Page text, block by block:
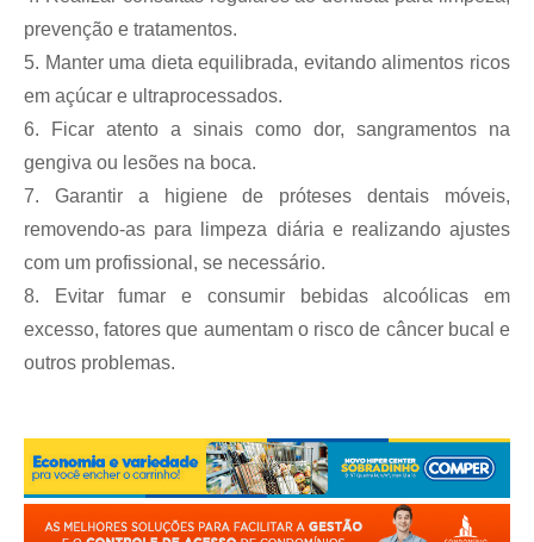
prevenção e tratamentos.
5. Manter uma dieta equilibrada, evitando alimentos ricos
em açúcar e ultraprocessados.
6.
Ficar atento a sinais como dor, sangramentos na
gengiva ou lesões na boca.
7.
Garantir a higiene de próteses dentais móveis,
removendo-as para limpeza diária e realizando ajustes
com um profissional, se necessário.
8.
Evitar fumar e consumir bebidas alcoólicas em
excesso, fatores que aumentam o risco de câncer bucal e
outros problemas.